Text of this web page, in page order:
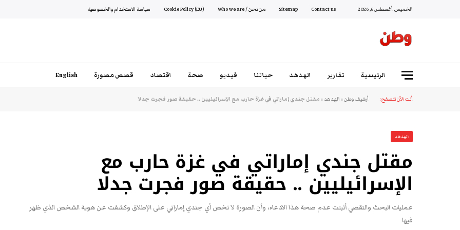
الخميس, أغسطس 6, 2026 Contact us
Sitemap من نحن / Who we are Cookie Policy (EU) سياسة الاستخدام والخصوصية
الرئيسية تقارير الهدهد حياتنا فيديو صحة اقتصاد قصص مصورة English
أنت الآن تتصفح: أرشيف وطن»الهدهد»مقتل جندي إماراتي في غزة حارب مع الإسرائيليين .. حقيقة صور فجرت جدلا
الهدهد
مقتل جندي إماراتي في غزة حارب مع
الإسرائيليين .. حقيقة صور فجرت جدلا
عمليات البحث والتقصي أثبتت عدم صحة هذا الادعاء، وأن الصورة لا تخص أي جندي إماراتي على الإطلاق وكشفت عن هوية الشخص الذي ظهر
فيها